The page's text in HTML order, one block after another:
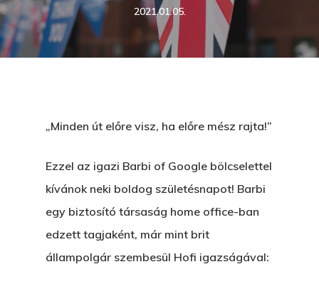
2021.01.05.
„Minden út előre visz, ha előre mész rajta!”
Ezzel az igazi Barbi of Google bölcselettel
kívánok neki boldog születésnapot! Barbi
egy biztosító társaság home office-ban
edzett tagjaként, már mint brit
állampolgár szembesül Hofi igazságával: